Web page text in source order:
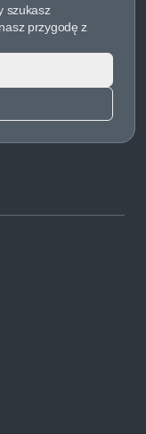
szukasz
przygodę z